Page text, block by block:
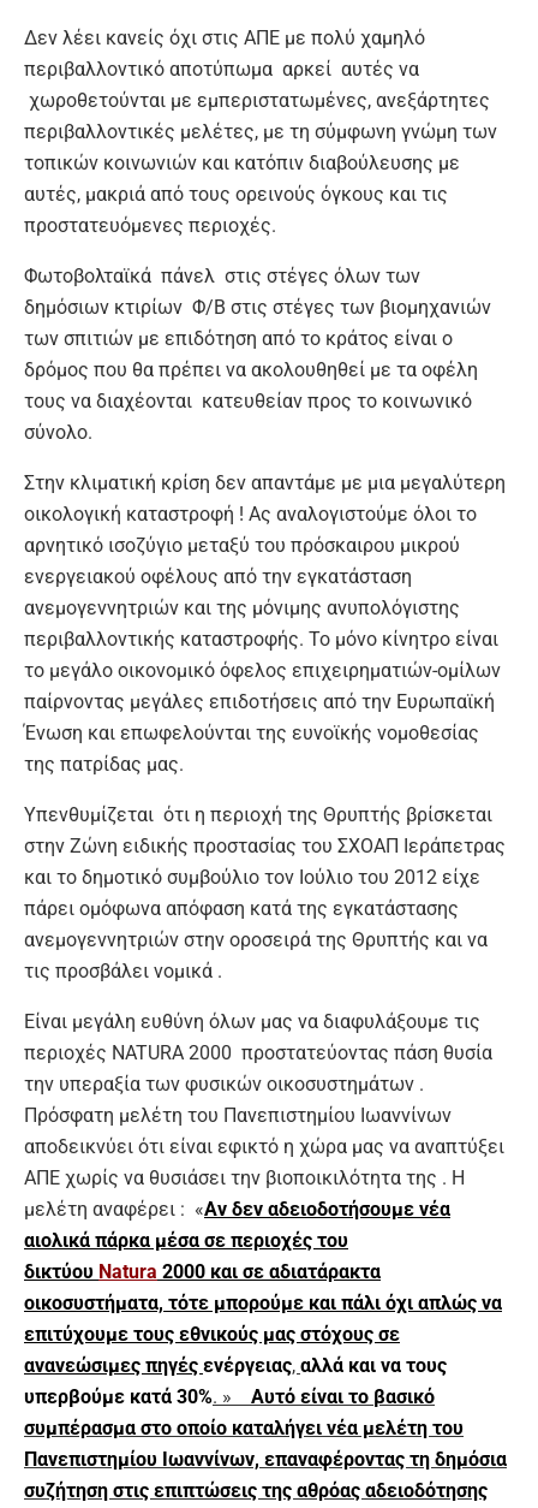
Δεν λέει κανείς όχι στις ΑΠΕ με πολύ χαμηλό
περιβαλλοντικό αποτύπωμα αρκεί αυτές να
χωροθετούνται με εμπεριστατωμένες, ανεξάρτητες
περιβαλλοντικές μελέτες, με τη σύμφωνη γνώμη των
τοπικών κοινωνιών και κατόπιν διαβούλευσης με
αυτές, μακριά από τους ορεινούς όγκους και τις
προστατευόμενες περιοχές.
Φωτοβολταϊκά πάνελ στις στέγες όλων των
δημόσιων κτιρίων Φ/Β στις στέγες των βιομηχανιών
των σπιτιών με επιδότηση από το κράτος είναι ο
δρόμος που θα πρέπει να ακολουθηθεί με τα οφέλη
τους να διαχέονται κατευθείαν προς το κοινωνικό
σύνολο.
Στην κλιματική κρίση δεν απαντάμε με μια μεγαλύτερη
οικολογική καταστροφή ! Ας αναλογιστούμε όλοι το
αρνητικό ισοζύγιο μεταξύ του πρόσκαιρου μικρού
ενεργειακού οφέλους από την εγκατάσταση
ανεμογεννητριών και της μόνιμης ανυπολόγιστης
περιβαλλοντικής καταστροφής. Το μόνο κίνητρο είναι
το μεγάλο οικονομικό όφελος επιχειρηματιών-ομίλων
παίρνοντας μεγάλες επιδοτήσεις από την Ευρωπαϊκή
Ένωση και επωφελούνται της ευνοϊκής νομοθεσίας
της πατρίδας μας.
Υπενθυμίζεται ότι η περιοχή της Θρυπτής βρίσκεται
στην Ζώνη ειδικής προστασίας του ΣΧΟΑΠ Ιεράπετρας
και το δημοτικό συμβούλιο τον Ιούλιο του 2012 είχε
πάρει ομόφωνα απόφαση κατά της εγκατάστασης
ανεμογεννητριών στην οροσειρά της Θρυπτής και να
τις προσβάλει νομικά .
Είναι μεγάλη ευθύνη όλων μας να διαφυλάξουμε τις
περιοχές NATURA 2000 προστατεύοντας πάση θυσία
την υπεραξία των φυσικών οικοσυστημάτων .
Πρόσφατη μελέτη του Πανεπιστημίου Ιωαννίνων
αποδεικνύει ότι είναι εφικτό η χώρα μας να αναπτύξει
ΑΠΕ χωρίς να θυσιάσει την βιοποικιλότητα της . Η
μελέτη αναφέρει : «Αν δεν αδειοδοτήσουμε νέα
αιολικά πάρκα μέσα σε περιοχές του
δικτύου Natura 2000 και σε αδιατάρακτα
οικοσυστήματα, τότε μπορούμε και πάλι όχι απλώς να
επιτύχουμε τους εθνικούς μας στόχους σε
ανανεώσιμες πηγές ενέργειας, αλλά και να τους
υπερβούμε κατά 30%. » Αυτό είναι το βασικό
συμπέρασμα στο οποίο καταλήγει νέα μελέτη του
Πανεπιστημίου Ιωαννίνων, επαναφέροντας τη δημόσια
συζήτηση στις επιπτώσεις της αθρόας αδειοδότησης